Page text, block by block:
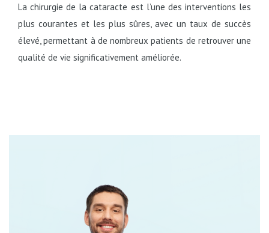
La chirurgie de la cataracte est l’une des interventions les
plus courantes et les plus sûres, avec un taux de succès
élevé, permettant à de nombreux patients de retrouver une
qualité de vie significativement améliorée.